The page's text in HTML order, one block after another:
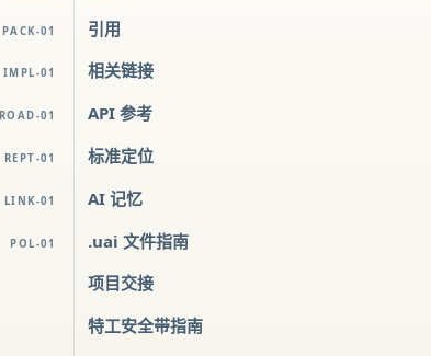
PACK-01
IMPL-01
ROAD-01
REPT-01
LINK-01
POL-01
引用
相关链接
API 参考
标准定位
AI 记忆
.uai 文件指南
项目交接
特工安全带指南